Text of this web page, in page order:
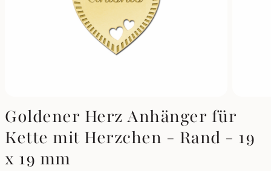
Goldener Herz Anhänger für
Kette mit Herzchen - Rand - 19
x 19 mm